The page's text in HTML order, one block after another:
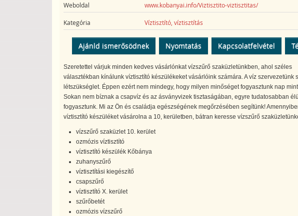
Weboldal www.kobanyai.info/Viztisztito-viztisztitas/
Kategória Víztisztító, víztisztítás
Ajánld ismerősödnek Nyomtatás Kapcsolatfelvétel
Szeretettel várjuk minden kedves vásárlónkat vízszűrő szaküzletünkben, ahol széles
választékban kínálunk víztisztító készülékeket vásárlóink számára. A víz szervezetünk
létszükséglet. Éppen ezért nem mindegy, hogy milyen minőséget fogyasztunk nap
Sokan nem bíznak a csapvíz és az ásványvizek tisztaságában, egyre tudatosabban
fogyasztunk. Mi az Ön és családja egészségének megőrzésében segítünk!
víztisztító készüléket vásárolna a 10, kerületben, bátran keresse vízszűrő
vízszűrő szaküzlet 10. kerület
ozmózis víztisztító
víztisztító készülék Kőbánya
zuhanyszűrő
víztisztítási kiegészítő
csapszűrő
víztisztító X. kerület
szűrőbetét
ozmózis vízszűrő